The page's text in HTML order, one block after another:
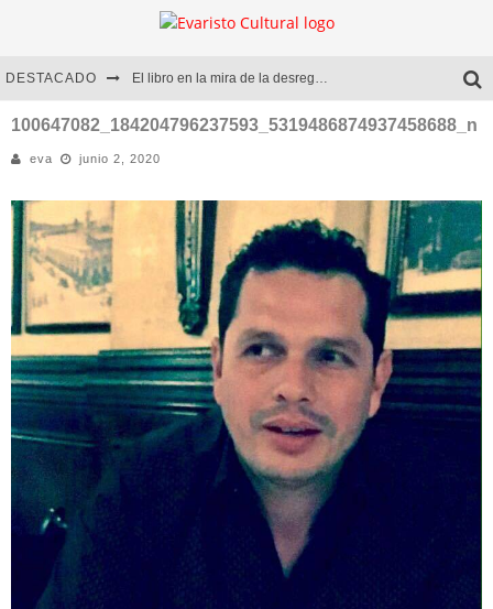
DESTACADO El libro en la mira de la desregulación
Marcelo Rubio | El llovedor
Diego Meret | Hotel Acapulco
Alejandra Correa | La nieve
100647082_184204796237593_5319486874937458688_n
eva junio 2, 2020